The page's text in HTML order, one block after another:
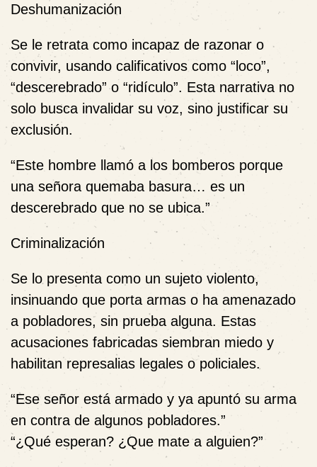
Deshumanización
Se le retrata como incapaz de razonar o
convivir, usando calificativos como “loco”,
“descerebrado” o “ridículo”. Esta narrativa no
solo busca invalidar su voz, sino justificar su
exclusión.
“Este hombre llamó a los bomberos porque
una señora quemaba basura… es un
descerebrado que no se ubica.”
Criminalización
Se lo presenta como un sujeto violento,
insinuando que porta armas o ha amenazado
a pobladores, sin prueba alguna. Estas
acusaciones fabricadas siembran miedo y
habilitan represalias legales o policiales.
“Ese señor está armado y ya apuntó su arma
en contra de algunos pobladores.”
“¿Qué esperan? ¿Que mate a alguien?”